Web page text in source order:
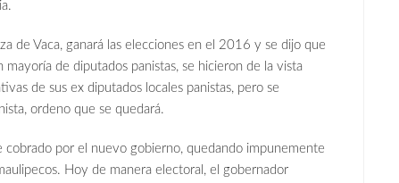
de Vaca, ganará las elecciones en el 2016 y se dijo que
de diputados panistas, se hicieron de la vista
de sus ex diputados locales panistas, pero se
ordeno que se quedará.
cobrado por el nuevo gobierno, quedando impunemente
Hoy de manera electoral, el gobernador